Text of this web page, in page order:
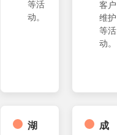
等活
动。
客户
维护
等活
动。
湖
成